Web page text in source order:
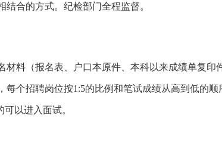
结合的方式。纪检部门全程监督。
材料（报名表、户口本原件、本科以来成绩单复
每个招聘岗位按1:5的比例和笔试成绩从高到低的
可以进入面试。